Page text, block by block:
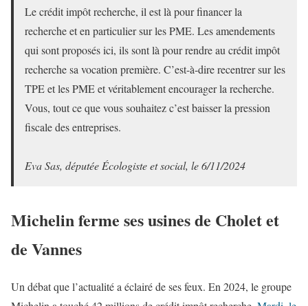
Le crédit impôt recherche, il est là pour financer la
recherche et en particulier sur les PME. Les amendements
qui sont proposés ici, ils sont là pour rendre au crédit impôt
recherche sa vocation première. C’est-à-dire recentrer sur les
TPE et les PME et véritablement encourager la recherche.
Vous, tout ce que vous souhaitez c’est baisser la pression
fiscale des entreprises.
Eva Sas, députée Écologiste et social, le 6/11/2024
Michelin ferme ses usines de Cholet et
de Vannes
Un débat que l’actualité a éclairé de ses feux. En 2024, le groupe